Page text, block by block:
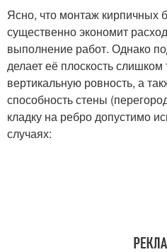
Ясно, что монтаж кирпичных
существенно экономит
выполнение работ. Однако
делает её плоскость слишком
вертикальную ровность, а
способность стены
кладку на ребро допустимо
случаях: